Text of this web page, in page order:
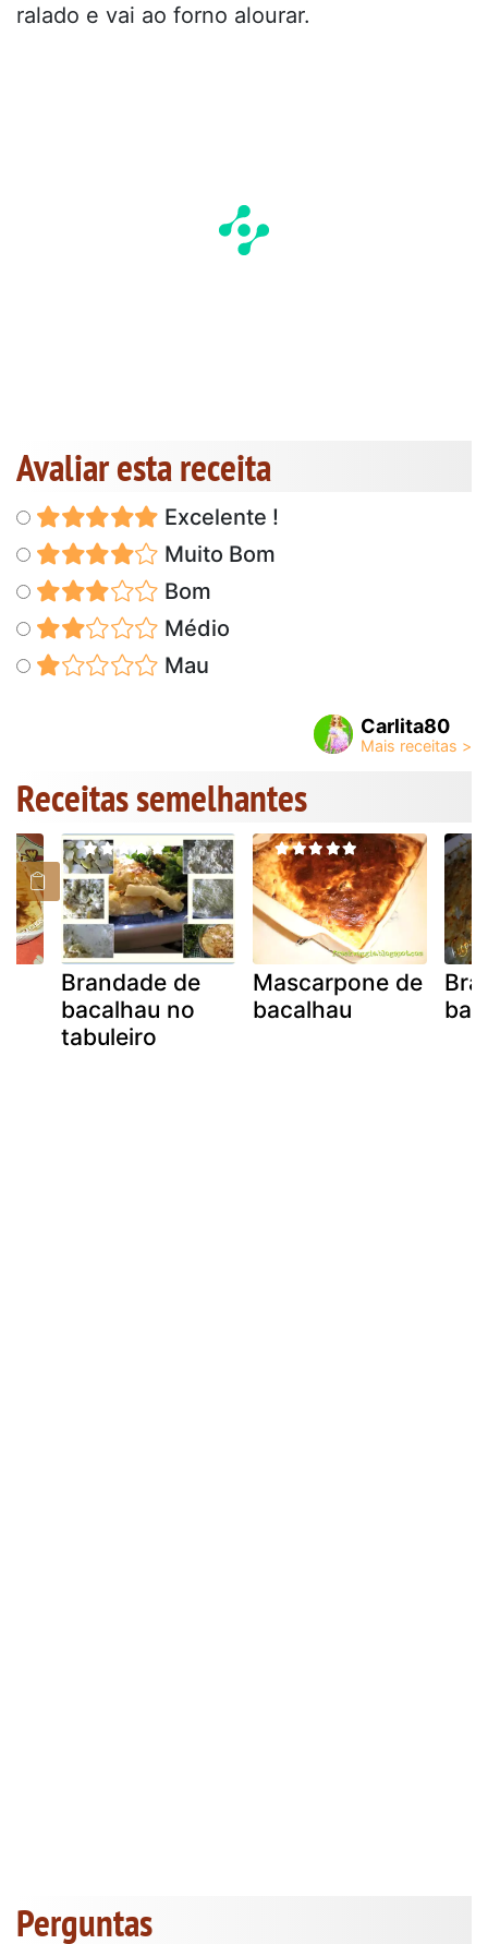
ralado e vai ao forno alourar.
Avaliar esta receita
Excelente !
Muito Bom
Bom
Médio
Mau
Carlita80
Receitas semelhantes
Brandade de
bacalhau no
tabuleiro
Mascarpone de
bacalhau
Perguntas